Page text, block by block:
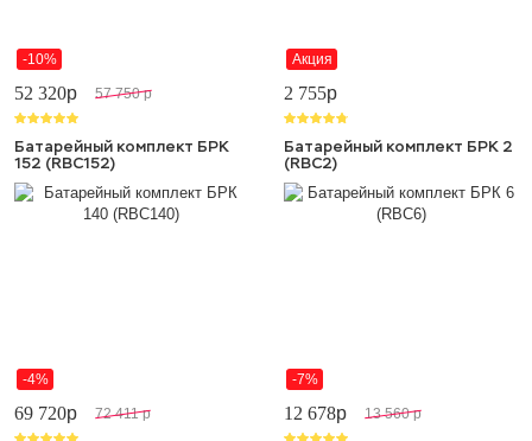
-10%
52 320p 57 750 p
Батарейный комплект БРК
152 (RBC152)
Акция
2 755p
Батарейный комплект БРК 2
(RBC2)
-4%
69 720p 72 411 p
-7%
12 678p 13 560 p